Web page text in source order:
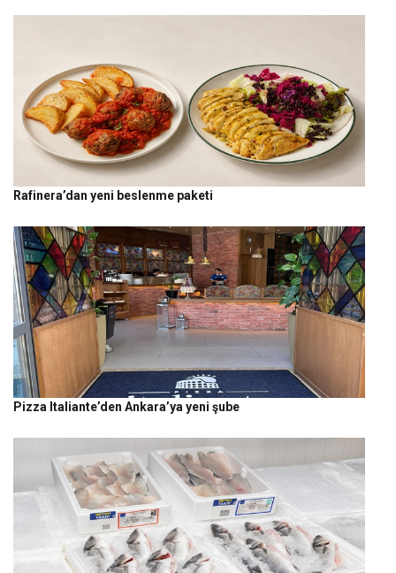
Rafinera’dan yeni beslenme paketi
Pizza Italiante’den Ankara’ya yeni şube